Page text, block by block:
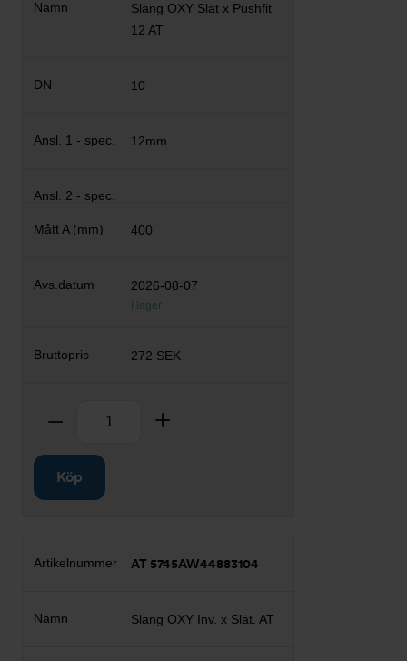
Slang OXY Slät x Pushfit
12 AT
10
12mm
400
2026-08-07
I lager
272 SEK
Ta bort
Köp
AT 5745AW44883104
Slang OXY Inv. x Slät. AT